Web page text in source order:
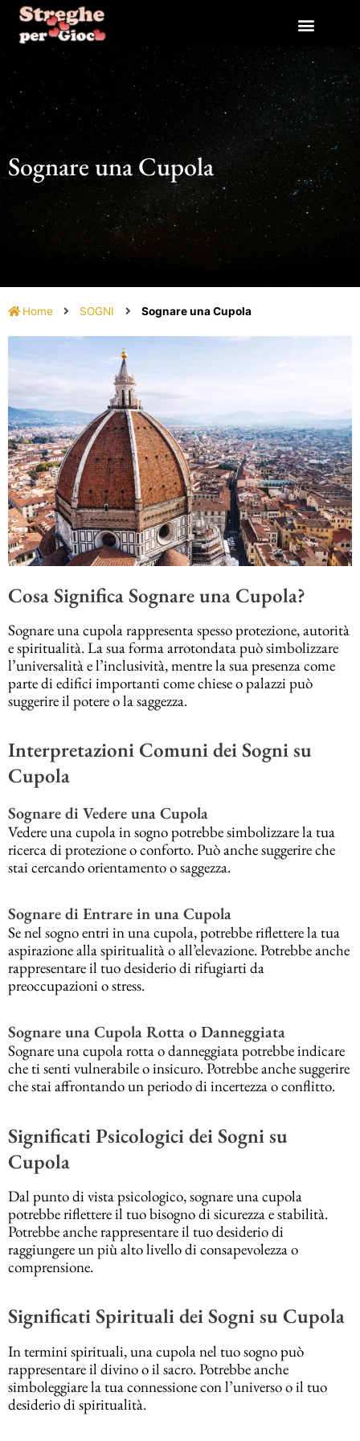
contenuto
Sognare una Cupola
Home SOGNI Sognare una Cupola
Cosa Significa Sognare una Cupola?
Sognare una cupola rappresenta spesso protezione, autorità
e spiritualità. La sua forma arrotondata può simbolizzare
l’universalità e l’inclusività, mentre la sua presenza come
parte di edifici importanti come chiese o palazzi può
suggerire il potere o la saggezza.
Interpretazioni Comuni dei Sogni su
Cupola
Sognare di Vedere una Cupola
Vedere una cupola in sogno potrebbe simbolizzare la tua
ricerca di protezione o conforto. Può anche suggerire che
stai cercando orientamento o saggezza.
Sognare di Entrare in una Cupola
Se nel sogno entri in una cupola, potrebbe riflettere la tua
aspirazione alla spiritualità o all’elevazione. Potrebbe anche
rappresentare il tuo desiderio di rifugiarti da
preoccupazioni o stress.
Sognare una Cupola Rotta o Danneggiata
Sognare una cupola rotta o danneggiata potrebbe indicare
che ti senti vulnerabile o insicuro. Potrebbe anche suggerire
che stai affrontando un periodo di incertezza o conflitto.
Significati Psicologici dei Sogni su
Cupola
Dal punto di vista psicologico, sognare una cupola
potrebbe riflettere il tuo bisogno di sicurezza e stabilità.
Potrebbe anche rappresentare il tuo desiderio di
raggiungere un più alto livello di consapevolezza o
comprensione.
Significati Spirituali dei Sogni su Cupola
In termini spirituali, una cupola nel tuo sogno può
rappresentare il divino o il sacro. Potrebbe anche
simboleggiare la tua connessione con l’universo o il tuo
desiderio di spiritualità.